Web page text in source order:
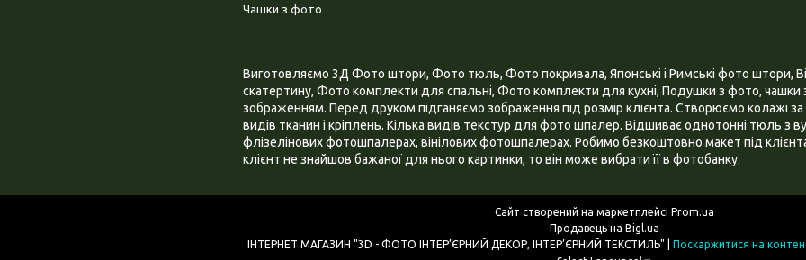
Чашки з фото
Виготовляємо 3Д Фото штори, Фото тюль, Фото покривала, Японські і Римські фото штори,
скатертину, Фото комплекти для спальні, Фото комплекти для кухні, Подушки з фото, чашки
зображенням. Перед друком підганяємо зображення під розмір клієнта. Створюємо колажі
видів тканин і кріплень. Кілька видів текстур для фото шпалер. Відшиває однотонні тюль з
флізелінових фотошпалерах, вінілових фотошпалерах. Робимо безкоштовно макет під
клієнт не знайшов бажаної для нього картинки, то він може вибрати її в фотобанку.
Сайт створений на маркетплейсі Prom.ua
Продавець на Bigl.ua
Поскаржитися на